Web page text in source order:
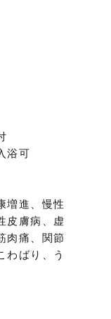
浴可
増進、慢性
皮膚病、虚
肉痛、関節
わばり、う